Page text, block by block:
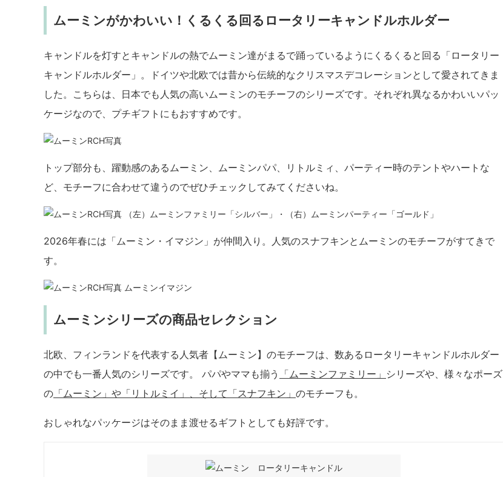
ムーミンがかわいい！くるくる回るロータリーキャンドルホルダー
キャンドルを灯すとキャンドルの熱でムーミン達がまるで踊っているようにくるくると回る「ロータリー
キャンドルホルダー」。ドイツや北欧では昔から伝統的なクリスマスデコレーションとして愛されてきま
した。こちらは、日本でも人気の高いムーミンのモチーフのシリーズです。それぞれ異なるかわいいパッ
ケージなので、プチギフトにもおすすめです。
トップ部分も、躍動感のあるムーミン、ムーミンパパ、リトルミィ、パーティー時のテントやハートな
ど、モチーフに合わせて違うのでぜひチェックしてみてくださいね。
（左）ムーミンファミリー「シルバー」・（右）ムーミンパーティー「ゴールド」
2026年春には「ムーミン・イマジン」が仲間入り。人気のスナフキンとムーミンのモチーフがすてきで
す。
ムーミンイマジン
ムーミンシリーズの商品セレクション
北欧、フィンランドを代表する人気者【ムーミン】のモチーフは、数あるロータリーキャンドルホルダー
の中でも一番人気のシリーズです。 パパやママも揃う
「ムーミンファミリー」 シリーズや、様々なポーズ
の 「ムーミン」や「リトルミイ」、そして「スナフキン」 のモチーフも。
おしゃれなパッケージはそのまま渡せるギフトとしても好評です。